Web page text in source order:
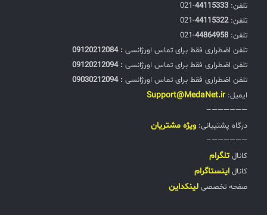
تلفن:‌ 44115333
-021
تلفن:‌44115322
-021
تلفن:‌ 44864958
-021
تلفن اضطراری فقط برای تماس اورژانسی : 09120212084
تلفن اضطراری فقط برای تماس اورژانسی : 09120212094
تلفن اضطراری فقط برای تماس اورژانسی : 09030212094
ایمیل: Support@MedaNet.ir
——————–
درگاه پشتیبانی: ويژه مشتریان
——————–
کانال تلگرام
کانال اینستاگرام
صفحه تخصصی لینکداین